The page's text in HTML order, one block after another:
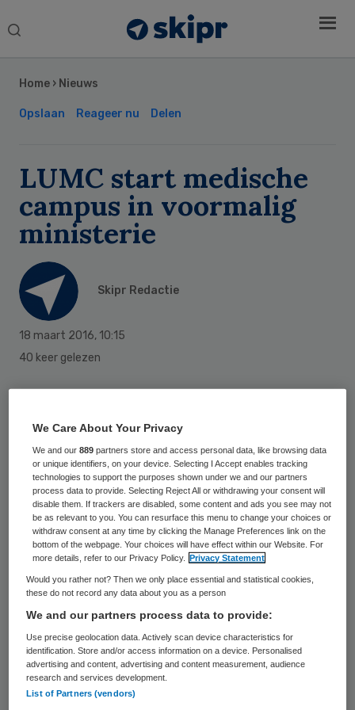
Search
Home › Nieuws
Opslaan Reageer nu Delen
LUMC start medische
campus in voormalig
ministerie
Skipr Redactie
18 maart 2016, 10:15
40 keer gelezen
campus van het LUMC. Dat heeft de
gemeente donderdag bekendgemaakt. Op
de campus worden colleges aan studenten
gegeven en kunnen Haagse huisartsen zich
laten bijscholen, zo meldt Omroep West.
De campus wordt gehuisvest in het
voormalig gebouw van het ministerie van
Binnenlandse Zaken, dat momenteel wordt
gerenoveerd. Er is bewust voor Den Haag
gekozen omdat wetenschappers van het
LUMC onderzoek willen doen naar ziekten
Sidebar
We Care About Your Privacy
We and our889 partners store and access personal data, like browsing data
or unique identifiers, on your device. Selecting I Accept enables tracking
technologies to support the purposes shown under we and our partners
process data to provide. Selecting Reject All or withdrawing your consent will
disable them. If trackers are disabled, some content and ads you see may not
be as relevant to you. You can resurface this menu to change your choices or
withdraw consent at any time by clicking the Manage Preferences link on the
bottom of the webpage. Your choices will have effect within our Website. For
more details, refer to our Privacy Policy.
Privacy Statement
Would you rather not? Then we only place essential and statistical cookies,
these do not record any data about you as a person
We and our partners process data to provide:
Use precise geolocation data. Actively scan device characteristics for
identification. Store and/or access information on a device. Personalised
advertising and content, advertising and content measurement, audience
research and services development.
List of Partners (vendors)